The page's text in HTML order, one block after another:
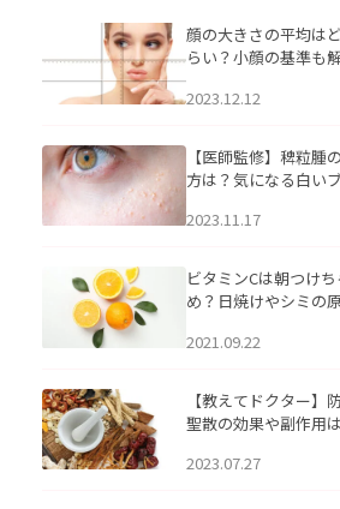
顔の大きさの平均は
らい？小顔の基準も
2023.12.12
【医師監修】稗粒腫
方は？気になる白い
アについて
2023.11.17
ビタミンCは朝つけ
め？日焼けやシミの
2021.09.22
【教えてドクター】
聖散の効果や副作用
2023.07.27